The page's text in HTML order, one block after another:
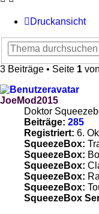
Druckansicht
3 Beiträge • Seite 1 von
JoeMod2015
Doktor
Beiträge: 285
Registriert: 6.
SqueezeBox:
SqueezeBox:
SqueezeBox:
SqueezeBox:
SqueezeBox:
SqueezeBox